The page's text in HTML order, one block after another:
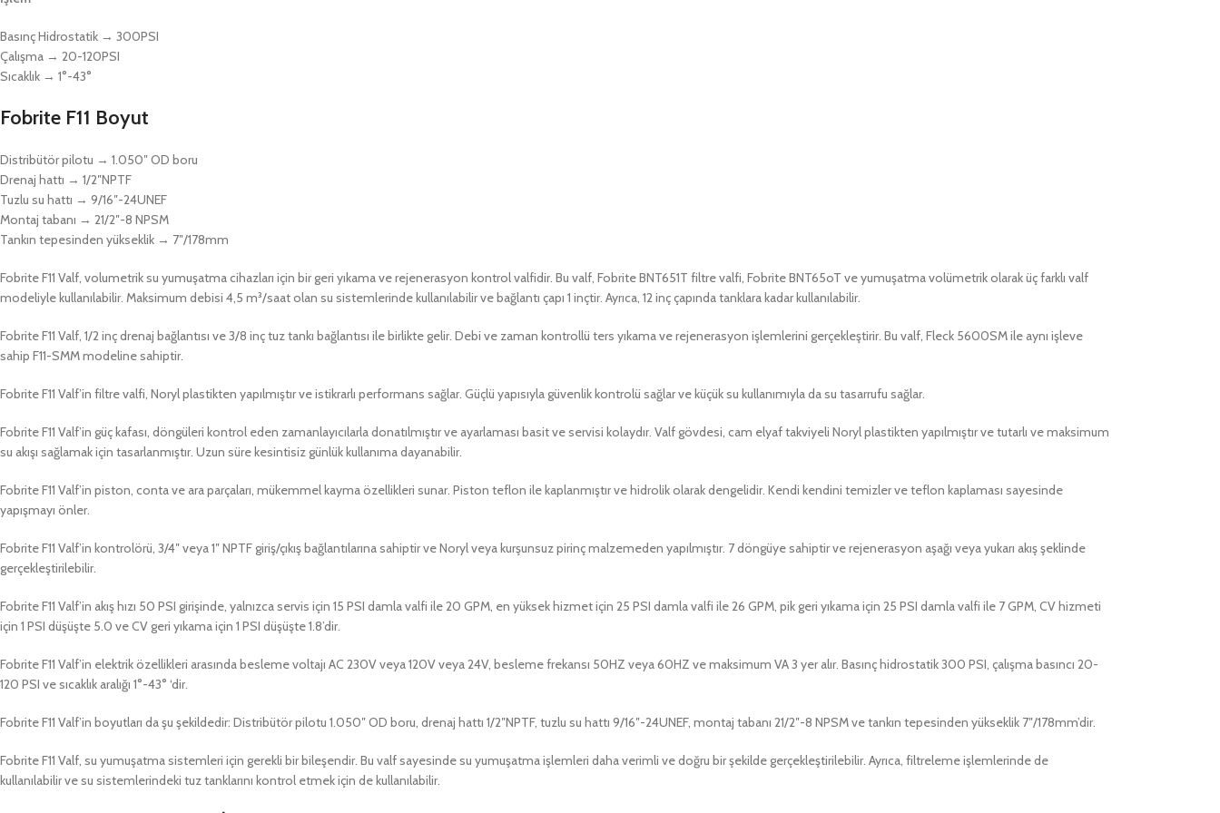
Basınç Hidrostatik → 300PSI
Çalışma → 20-120PSI
Sıcaklık → 1°-43°
Fobrite F11 Boyut
Distribütör pilotu → 1.050″ OD boru
Drenaj hattı → 1/2″NPTF
Tuzlu su hattı → 9/16″-24UNEF
Montaj tabanı → 21/2″-8 NPSM
Tankın tepesinden yükseklik → 7″/178mm
Fobrite F11 Valf, volumetrik su yumuşatma cihazları için bir geri yıkama ve rejenerasyon kontrol valfidir. Bu valf, Fobrite BNT651T filtre valfi, Fobrite BNT65oT ve yumuşatma volümetrik olarak üç farklı valf
modeliyle kullanılabilir. Maksimum debisi 4,5 m³/saat olan su sistemlerinde kullanılabilir ve bağlantı çapı 1 inçtir. Ayrıca, 12 inç çapında tanklara kadar kullanılabilir.
Fobrite F11 Valf, 1/2 inç drenaj bağlantısı ve 3/8 inç tuz tankı bağlantısı ile birlikte gelir. Debi ve zaman kontrollü ters yıkama ve rejenerasyon işlemlerini gerçekleştirir. Bu valf, Fleck 5600SM ile aynı işleve
sahip F11-SMM modeline sahiptir.
Fobrite F11 Valf’in filtre valfi, Noryl plastikten yapılmıştır ve istikrarlı performans sağlar. Güçlü yapısıyla güvenlik kontrolü sağlar ve küçük su kullanımıyla da su tasarrufu sağlar.
Fobrite F11 Valf’in güç kafası, döngüleri kontrol eden zamanlayıcılarla donatılmıştır ve ayarlaması basit ve servisi kolaydır. Valf gövdesi, cam elyaf takviyeli Noryl plastikten yapılmıştır ve tutarlı ve maksimum
su akışı sağlamak için tasarlanmıştır. Uzun süre kesintisiz günlük kullanıma dayanabilir.
Fobrite F11 Valf’in piston, conta ve ara parçaları, mükemmel kayma özellikleri sunar. Piston teflon ile kaplanmıştır ve hidrolik olarak dengelidir. Kendi kendini temizler ve teflon kaplaması sayesinde
yapışmayı önler.
Fobrite F11 Valf’in kontrolörü, 3/4″ veya 1″ NPTF giriş/çıkış bağlantılarına sahiptir ve Noryl veya kurşunsuz pirinç malzemeden yapılmıştır. 7 döngüye sahiptir ve rejenerasyon aşağı veya yukarı akış şeklinde
gerçekleştirilebilir.
Fobrite F11 Valf’in akış hızı 50 PSI girişinde, yalnızca servis için 15 PSI damla valfi ile 20 GPM, en yüksek hizmet için 25 PSI damla valfi ile 26 GPM, pik geri yıkama için 25 PSI damla valfi ile 7 GPM, CV hizmeti
için 1 PSI düşüşte 5.0 ve CV geri yıkama için 1 PSI düşüşte 1.8’dir.
Fobrite F11 Valf’in elektrik özellikleri arasında besleme voltajı AC 230V veya 120V veya 24V, besleme frekansı 50HZ veya 60HZ ve maksimum VA 3 yer alır. Basınç hidrostatik 300 PSI, çalışma basıncı 20-
120 PSI ve sıcaklık aralığı 1°-43° ‘dir.
Fobrite F11 Valf’in boyutları da şu şekildedir: Distribütör pilotu 1.050″ OD boru, drenaj hattı 1/2″NPTF, tuzlu su hattı 9/16″-24UNEF, montaj tabanı 21/2″-8 NPSM ve tankın tepesinden yükseklik 7″/178mm’dir.
Fobrite F11 Valf, su yumuşatma sistemleri için gerekli bir bileşendir. Bu valf sayesinde su yumuşatma işlemleri daha verimli ve doğru bir şekilde gerçekleştirilebilir. Ayrıca, filtreleme işlemlerinde de
kullanılabilir ve su sistemlerindeki tuz tanklarını kontrol etmek için de kullanılabilir.